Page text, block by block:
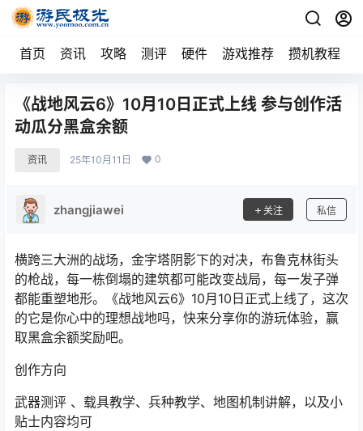
首页 资讯 攻略 测评 硬件 游戏推荐 攒机教程
《战地风云6》10月10日正式上线 参与创作活
动瓜分黑盒余额
资讯 25年10月11日 0
zhangjiawei 关注 私信
横跨三大洲的战场，金字塔阴影下的对决，布鲁克林街头
的枪战，每一栋倒塌的建筑都可能改变战局，每一发子弹
都能重塑地形。《战地风云6》10月10日正式上线了，这次
的它是你心中的理想战地吗，快来分享你的游玩体验，赢
取黑盒余额奖励吧。
创作方向
武器测评 、载具教学、兵种教学、地图机制讲解，以及小
贴士内容均可